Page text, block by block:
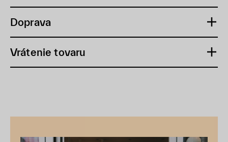
Doprava
Vrátenie tovaru